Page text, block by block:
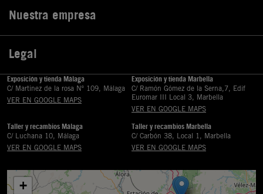
Nuestra empresa
Legal
Exposición y tienda Málaga
C/ Martinez de la rosa Nº 109, Málaga
VER EN GOOGLE MAPS
Exposición y tienda Marbella
C/ Ramón Gómez de la Serna,7, Edif
Euromar III Local 3, Marbella
VER EN GOOGLE MAPS
Taller y recambios Málaga
C/ Luchana 10, Málaga
VER EN GOOGLE MAPS
Taller y recambios Marbella
C/ Carbón 38, Local 1, Marbella
VER EN GOOGLE MAPS
+